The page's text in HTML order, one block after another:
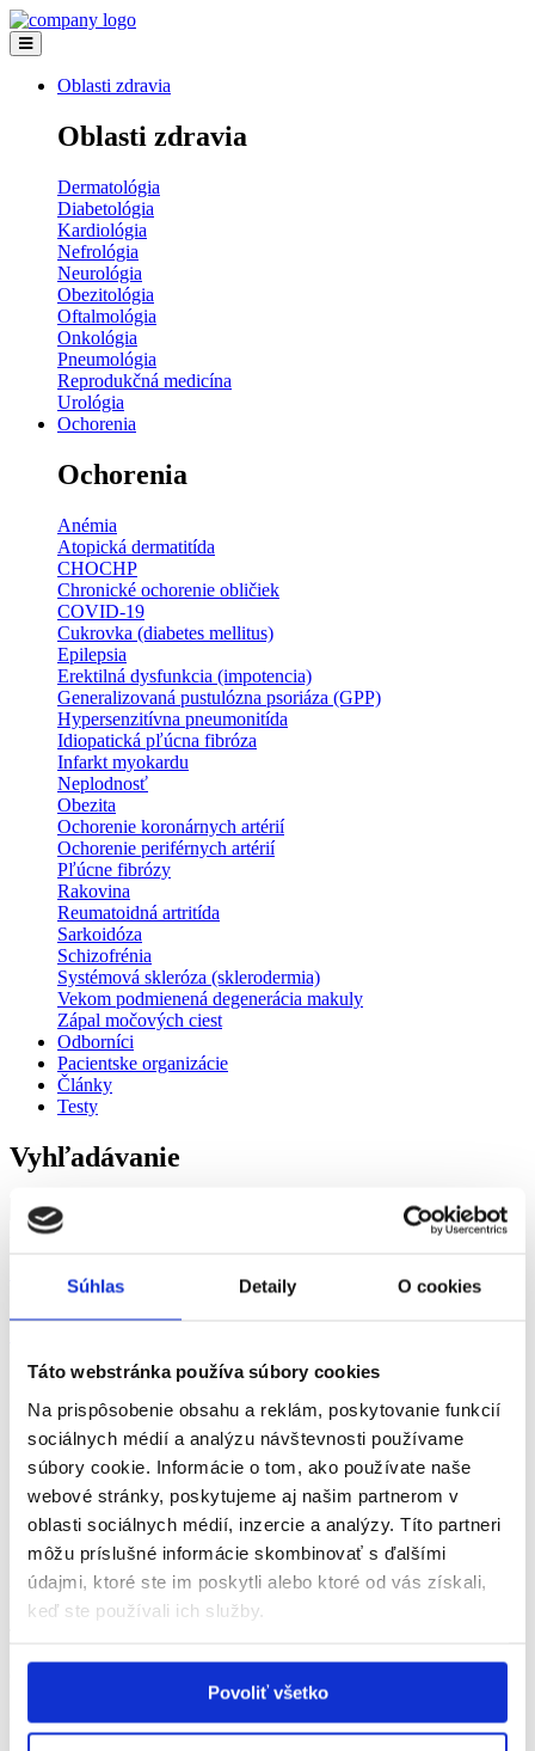
Súhlas Detaily O cookies
Táto webstránka používa súbory cookies
Na prispôsobenie obsahu a reklám, poskytovanie funkcií
sociálnych médií a analýzu návštevnosti používame
súbory cookie. Informácie o tom, ako používate naše
webové stránky, poskytujeme aj našim partnerom v
oblasti sociálnych médií, inzercie a analýzy. Títo partneri
môžu príslušné informácie skombinovať s ďalšími
údajmi, ktoré ste im poskytli alebo ktoré od vás získali,
keď ste používali ich služby.
Povoliť všetko
Oblasti zdravia
Oblasti zdravia
Dermatológia
Diabetológia
Kardiológia
Nefrológia
Neurológia
Obezitológia
Oftalmológia
Onkológia
Pneumológia
Reprodukčná medicína
Urológia
Ochorenia
Ochorenia
Anémia
Atopická dermatitída
CHOCHP
Chronické ochorenie obličiek
COVID-19
Cukrovka (diabetes mellitus)
Epilepsia
Erektilná dysfunkcia (impotencia)
Generalizovaná pustulózna psoriáza (GPP)
Hypersenzitívna pneumonitída
Idiopatická pľúcna fibróza
Infarkt myokardu
Neplodnosť
Obezita
Ochorenie koronárnych artérií
Ochorenie periférnych artérií
Pľúcne fibrózy
Rakovina
Reumatoidná artritída
Sarkoidóza
Schizofrénia
Systémová skleróza (sklerodermia)
Vekom podmienená degenerácia makuly
Zápal močových ciest
Odborníci
Pacientske organizácie
Články
Testy
Vyhľadávanie
Adresa
Kollárová 2, 03601 Martin
Patrí do terapeutickej oblasti
Pľúcne fibrózy
Reumatoidná artritída
Sarkoidóza
CHOCHP
Hypersenzitívna pneumonitída
Idiopatická pľúcna fibróza
Systémová skleróza (sklerodermia)
Kraj
Žilinský kraj
URL odborníka
https://www.unm.sk/kliniky-oddelenia/klinika-pneumologie-a-
ftizeologie
custom tag text